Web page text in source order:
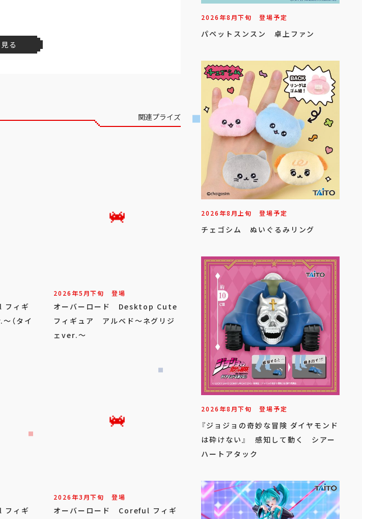
る
関連プライズ
ィギ
（タイ
2026年5月下旬 登場
オーバーロード Desktop Cute
フィギュア アルベド～ネグリジ
ェver.～
ィギ
2026年3月下旬 登場
オーバーロード Coreful フィギ
2026年8月下旬 登場予定
パペットスンスン 卓上ファン
2026年8月上旬 登場予定
チェゴシム ぬいぐるみリング
2026年8月下旬 登場予定
『ジョジョの奇妙な冒険 ダイヤモンド
は砕けない』 感知して動く シアー
ハートアタック